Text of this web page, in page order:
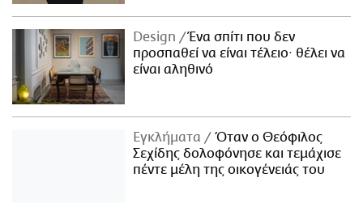
Design
Ένα σπίτι που δεν
προσπαθεί να είναι τέλειο· θέλει να
είναι αληθινό
Εγκλήματα
Όταν ο Θεόφιλος
Σεχίδης δολοφόνησε και τεμάχισε
πέντε μέλη της οικογένειάς του